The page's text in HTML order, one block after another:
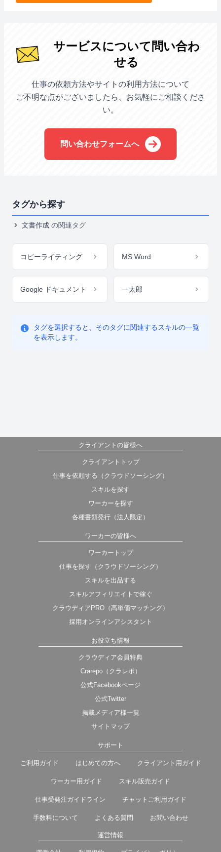
サービスについて問い合わ
せる
仕事の依頼方法やサイトの利用方法について
ご不明な点がございましたら、お気軽にご相談くださ
い。
問い合わせフォームへ
タグから探す
文書作成 の関連タグ
コピーライティング MS Word
Google ドキュメント 一太郎
タグを選択すると、そのタグに関連するスキルの一覧
を表示します。
クライアントの皆様へ
クライアントトップ
仕事を依頼する（クラウドソーシング）
スキルを探す
ワーカーを探す
各種書類発行（法人限定）
ワーカーの皆様へ
ワーカートップ
仕事を探す（クラウドソーシング）
スキルを出品する
スキルアフィリエイトで稼ぐ
クラウディアPRO（高単価マッチング）
採用オンラインアシスタント
お役立ち情報
クラウディア会員特典
Crarepo（クラレポ）
公式Facebookページ
公式Twitter
掲載メディア様一覧
サイトマップ
サポート
ご利用ガイド はじめての方へ クライアント用ガイド
ワーカー用ガイド スキル販売ガイド
仕事受発注ガイドライン チャットご利用ガイド
手数料について よくある質問 お問い合わせ
運営情報